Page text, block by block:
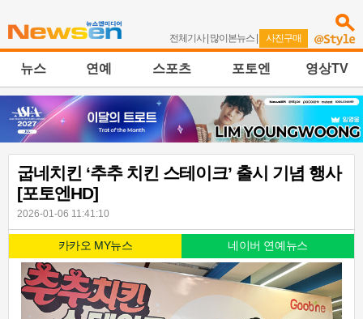
전체기사| 많이본뉴스 | 사진구매
뉴스 연예 스포츠 포토엔 영상TV
굽네치킨 ‘추추 치킨 스테이크’ 출시 기념 행사
[포토엔HD]
2026-01-06 11:41:10
카카오 MY뉴스 네이버 연예뉴스